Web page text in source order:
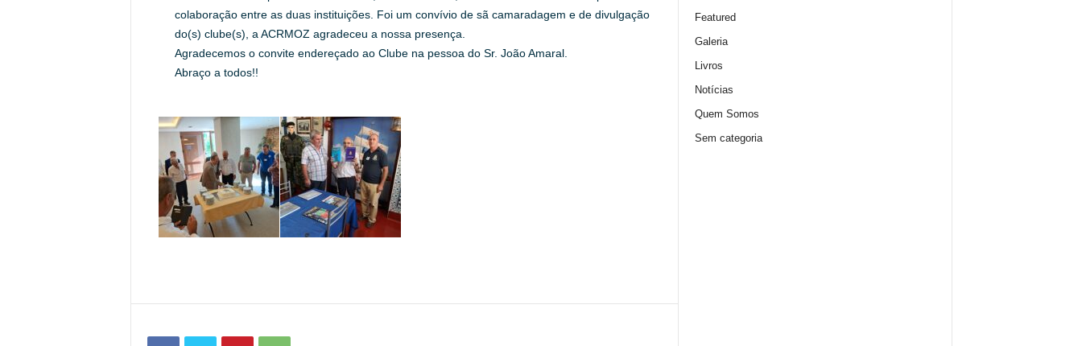
colaboração entre as duas instituições. Foi um convívio de sã camaradagem e de divulgação
do(s) clube(s), a ACRMOZ agradeceu a nossa presença.
Agradecemos o convite endereçado ao Clube na pessoa do Sr. João Amaral.
Abraço a todos!!
Featured
Galeria
Livros
Notícias
Quem Somos
Sem categoria